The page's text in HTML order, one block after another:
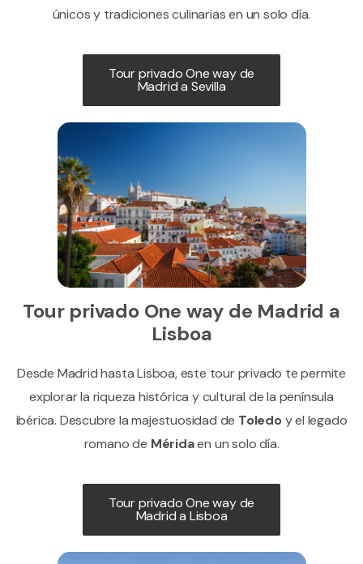
únicos y tradiciones culinarias en un solo día.
Tour privado One way de
Madrid a Sevilla
Tour privado One way de Madrid a
Lisboa
Desde Madrid hasta Lisboa, este tour privado te permite
explorar la riqueza histórica y cultural de la península
ibérica. Descubre la majestuosidad de Toledo y el legado
romano de Méridaen un solo día.
Tour privado One way de
Madrid a Lisboa